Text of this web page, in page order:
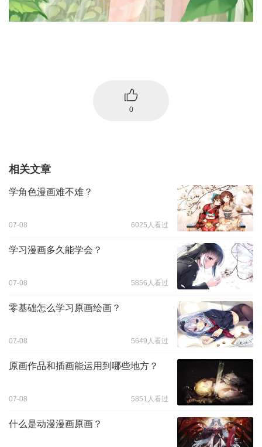
0
相关文章
学角色漫画难不难？
07-08 6025人看过
学习漫画多久能学会？
07-08 5856人看过
零基础怎么学习原画绘画？
07-08 5649人看过
原画作品和插画能运用到哪些地方？
07-08 5851人看过
什么是动漫漫画原画？